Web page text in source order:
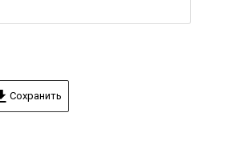
Сохранить